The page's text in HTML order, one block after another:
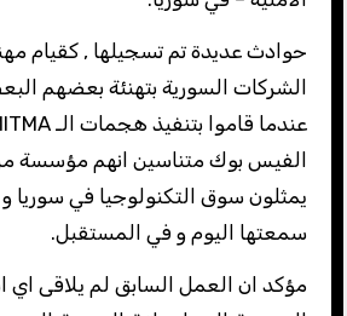
حوادث عديدة تم تسجيلها , كقيام
الشركات السورية بتهنئة بعضهم
الفيس بوك متناسين انهم مؤسسة
يمثلون سوق التكنولوجيا في سوريا
سمعتها اليوم و في المستقبل.
مؤكد ان العمل السابق لم يلاقى اي